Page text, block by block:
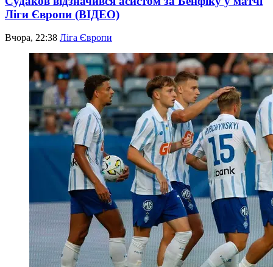
Ліги Європи (ВІДЕО)
Вчора, 22:38 Ліга Європи